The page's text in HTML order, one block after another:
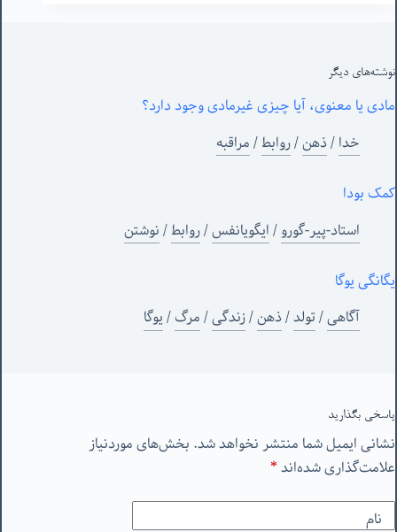
نوشته‌های‌ دیگر
مادی یا معنوی، آیا چیزی غیرمادی وجود دارد؟
خدا/ذهن/روابط/مراقبه
کمک بودا
استاد-پیر-گورو/ایگویانفس/روابط/نوشتن
یگانگی یوگا
آگاهی/تولد/ذهن/زندگی/مرگ/یوگا
پاسخی بگذارید
نشانی ایمیل شما منتشر نخواهد شد. بخش‌های موردنیاز
علامت‌گذاری شده‌اند*
نام